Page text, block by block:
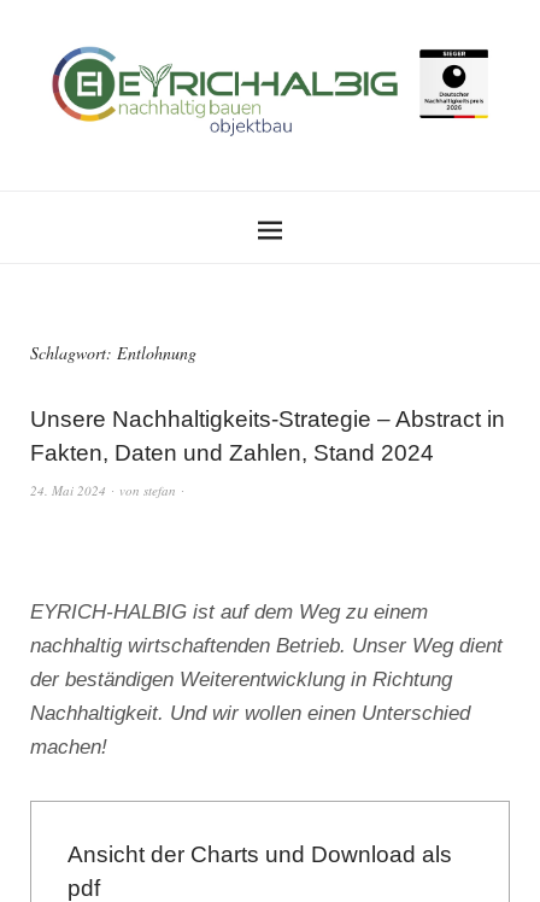
Schlagwort: Entlohnung
Unsere Nachhaltigkeits-Strategie – Abstract in
Fakten, Daten und Zahlen, Stand 2024
24. Mai 2024 von stefan
EYRICH-HALBIG ist auf dem Weg zu einem
nachhaltig wirtschaftenden Betrieb. Unser Weg dient
der beständigen Weiterentwicklung in Richtung
Nachhaltigkeit. Und wir wollen einen Unterschied
machen!
Ansicht der Charts und Download als
pdf